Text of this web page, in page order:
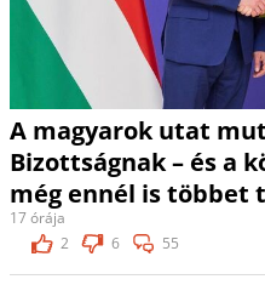
A magyarok utat
Bizottságnak – és a
még ennél is többet
17 órája
2
6 55